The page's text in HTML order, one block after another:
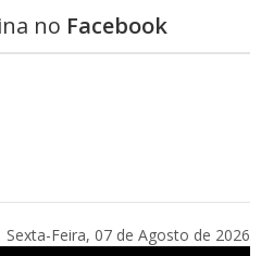
no Facebook
Sexta-Feira, 07 de Agosto de 2026